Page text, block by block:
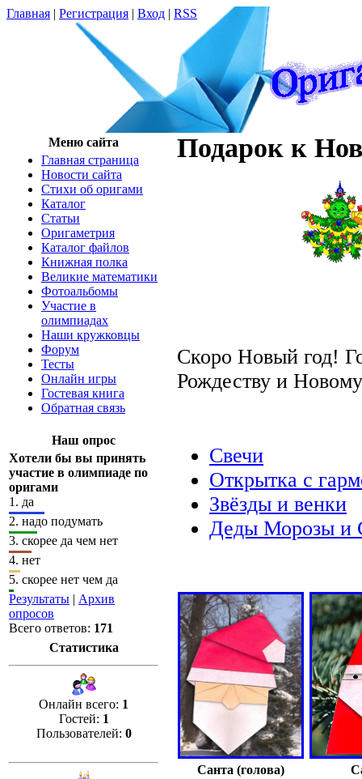
Главная | Регистрация | Вход | RSS
Меню сайта
Главная страница
Новости сайта
Cтихи об оригами
Каталог
Статьи
Оригаметрия
Каталог файлов
Книжная полка
Великие математики
Фотоальбомы
Участие в
олимпиадах
Наши кружковцы
Форум
Тесты
Онлайн игры
Гостевая книга
Обратная связь
Наш опрос
Хотели бы вы принять
участие в олимпиаде по
оригами
1. да
2. надо подумать
3. скорее да чем нет
4. нет
5. скорее нет чем да
Результаты | Архив
опросов
Всего ответов: 171
Статистика
Онлайн всего: 1
Гостей: 1
Пользователей: 0
Подарок к
Скоро Новый год!
Рождеству и
Свечи
Открытка с
Звёзды и венки
Деды Морозы и
Санта (голова)